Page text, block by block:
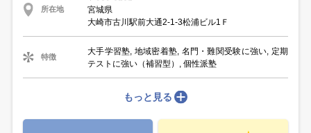
所在地
宮城県
大崎市古川駅前大通2-1-3松浦ビル1Ｆ
特徴
大手学習塾, 地域密着塾, 名門・難関受験に強い, 定期
テストに強い（補習型）, 個性派塾
もっと見る